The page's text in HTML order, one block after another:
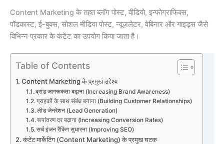
Content Marketing के तहत ब्लॉग पोस्ट, वीडियो, इन्फोग्राफिक्स,
पॉडकास्ट, ई-बुक्स, सोशल मीडिया पोस्ट, न्यूज़लेटर, वेबिनार और गाइड्स जैसे
विभिन्न प्रकार के कंटेंट का उपयोग किया जाता है।
Table of Contents
Content Marketing के प्रमुख उद्देश्य
ब्रांड जागरूकता बढ़ाना (Increasing Brand Awareness)
ग्राहकों के साथ संबंध बनाना (Building Customer Relationships)
लीड जेनरेशन (Lead Generation)
रूपांतरण दर बढ़ाना (Increasing Conversion Rates)
सर्च इंजन रैंकिंग सुधारना (Improving SEO)
कंटेंट मार्केटिंग (Content Marketing) के प्रमुख घटक